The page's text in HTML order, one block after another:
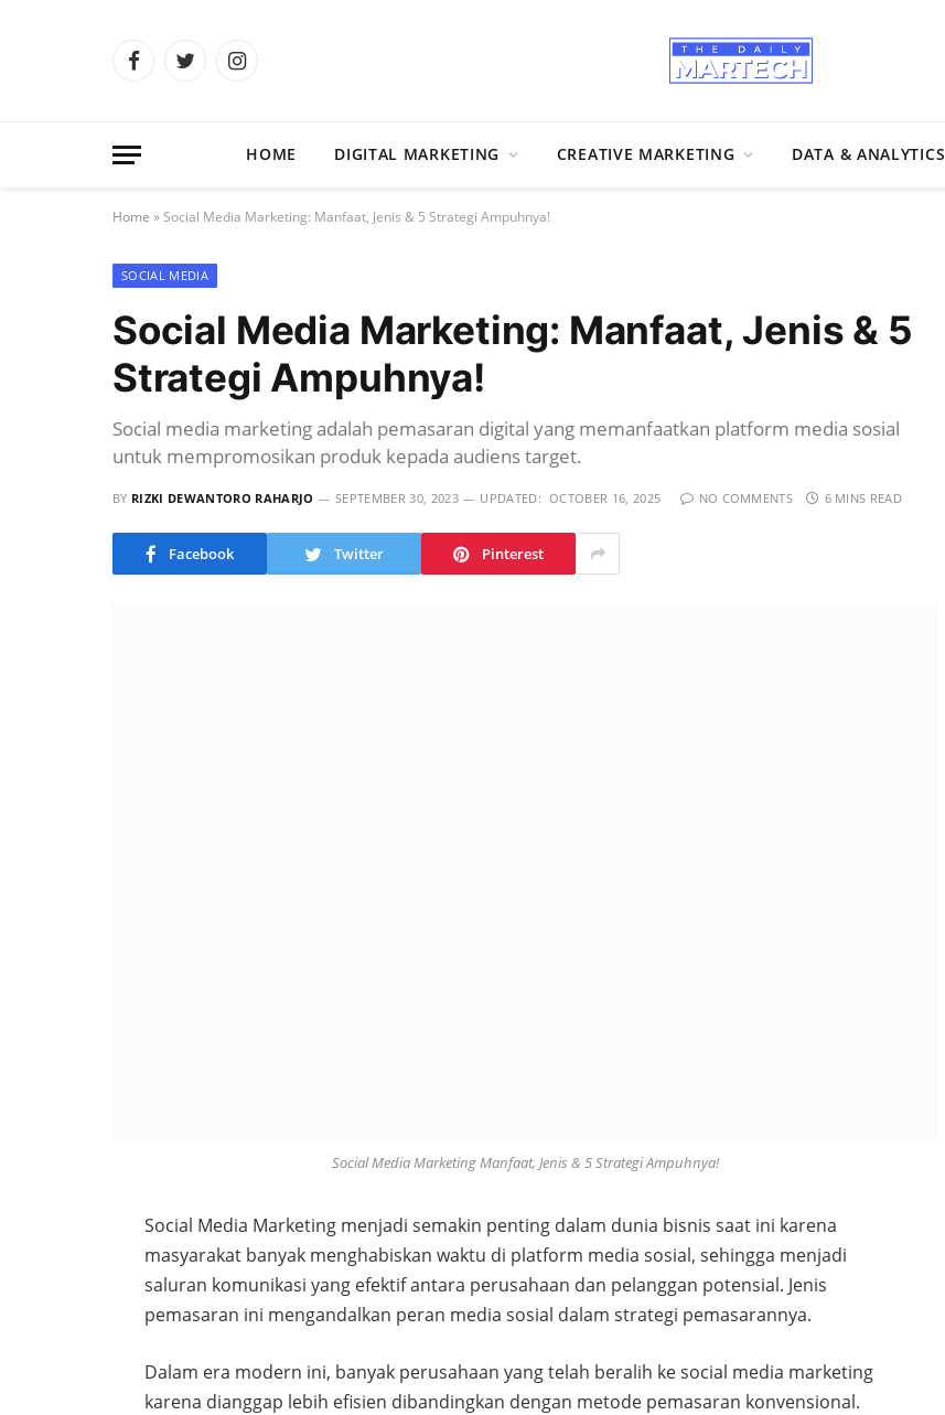
FacebookTwitterInstagram
HOME DIGITAL MARKETING CREATIVE MARKETING DATA & ANALYTICS
Home »Social Media Marketing: Manfaat, Jenis & 5 Strategi Ampuhnya!
SOCIAL MEDIA
Social Media Marketing: Manfaat, Jenis & 5
Strategi Ampuhnya!
Social media marketing adalah pemasaran digital yang memanfaatkan platform media sosial
untuk mempromosikan produk kepada audiens target.
BY RIZKI DEWANTORO RAHARJO SEPTEMBER 30, 2023 UPDATED: OCTOBER 16, 2025 NO COMMENTS 6 MINS READ
Facebook Twitter Pinterest
Social Media Marketing Manfaat, Jenis & 5 Strategi Ampuhnya!
Social Media Marketing menjadi semakin penting dalam dunia bisnis saat ini karena
masyarakat banyak menghabiskan waktu di platform media sosial, sehingga menjadi
saluran komunikasi yang efektif antara perusahaan dan pelanggan potensial. Jenis
pemasaran ini mengandalkan peran media sosial dalam strategi pemasarannya.
Dalam era modern ini, banyak perusahaan yang telah beralih ke social media marketing
karena dianggap lebih efisien dibandingkan dengan metode pemasaran konvensional.